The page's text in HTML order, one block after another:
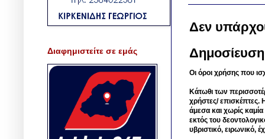
Δεν
Οι όροι χρήσης που
Κάτωθι των
χρήστες/ επισκέπτες.
άμεσα και χωρίς
εκτός του
υβριστικό, ειρωνικό,
Διαφημιστείτε σε εμάς